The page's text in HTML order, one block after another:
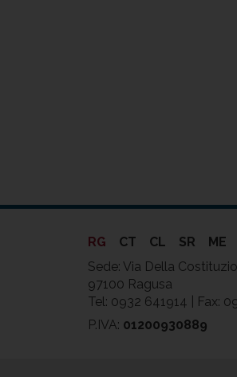
RG CT CL SR
ME
Sede: Via Della
97100 Ragusa
Tel: 0932 641914 | Fax:
P.IVA: 01200930889